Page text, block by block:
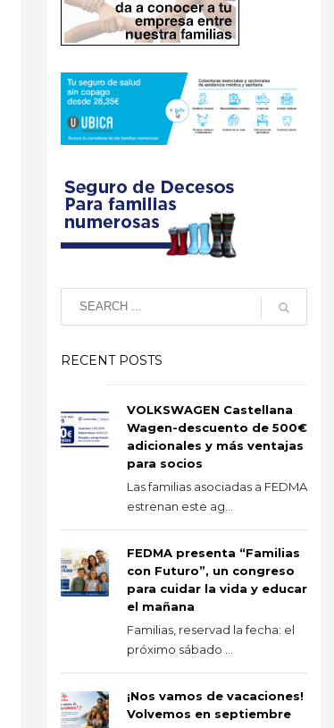
RECENT POSTS
VOLKSWAGEN Castellana
Wagen-descuento de 500€
adicionales y más ventajas
para socios
Las familias asociadas a FEDMA
estrenan este ag...
FEDMA presenta “Familias
con Futuro”, un congreso
para cuidar la vida y educar
el mañana
Familias, reservad la fecha: el
próximo sábado ...
¡Nos vamos de vacaciones!
Volvemos en septiembre